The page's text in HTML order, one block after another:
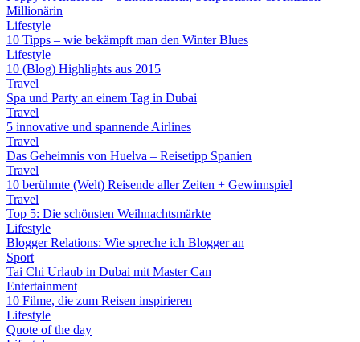
Millionärin
Lifestyle
10 Tipps – wie bekämpft man den Winter Blues
Lifestyle
10 (Blog) Highlights aus 2015
Travel
Spa und Party an einem Tag in Dubai
Travel
5 innovative und spannende Airlines
Travel
Das Geheimnis von Huelva – Reisetipp Spanien
Travel
10 berühmte (Welt) Reisende aller Zeiten + Gewinnspiel
Travel
Top 5: Die schönsten Weihnachtsmärkte
Lifestyle
Blogger Relations: Wie spreche ich Blogger an
Sport
Tai Chi Urlaub in Dubai mit Master Can
Entertainment
10 Filme, die zum Reisen inspirieren
Lifestyle
Quote of the day